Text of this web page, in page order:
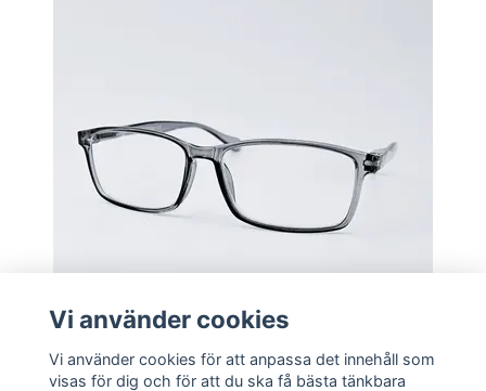
Pairilux® Tostarp - Grey
Vi använder cookies
Vi använder cookies för att anpassa det innehåll som
visas för dig och för att du ska få bästa tänkbara